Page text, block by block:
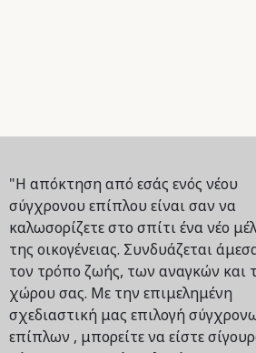
"Η απόκτηση από εσάς ενός νέου
σύγχρονου επίπλου είναι σαν να
καλωσορίζετε στο σπίτι ένα νέο
της οικογένειας. Συνδυάζεται
τον τρόπο ζωής, των αναγκών και
χώρου σας. Με την επιμελημένη
σχεδιαστική μας επιλογή
επίπλων , μπορείτε να είστε